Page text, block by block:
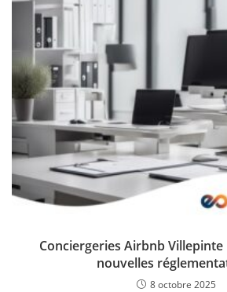
Conciergeries Airbnb Villepinte
nouvelles
8 octobre 2025